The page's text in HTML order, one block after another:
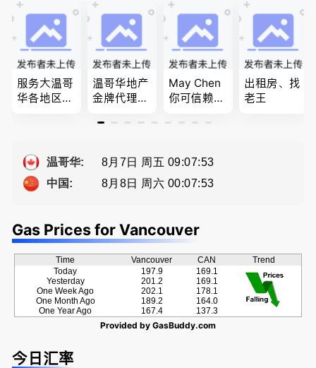
纠纷，审判
律师、多语
种服务、高
效优质、助
您安心乐
业、胜劵稳
操)
语，列治文
陈卓律师事
务所 (ATA L
aw Corpor
ation)
服务大温哥
华各地区的
Sophia Fan
房屋买卖,
资产规划管
温哥华地产
金牌代理经
卖，建）-
恳的朋友
May Chen
你可信赖的
为你提供全
服务
出租房、找
老王
温哥华:
8月7日 周五 09:07:54
中国:
8月8日 周六 00:07:54
Gas Prices for Vancouver
Time Vancouver CAN
Trend
Today
Yesterday
One Week Ago
One Month Ago
One Year Ago
197.9
201.2
202.1
189.2
167.4
169.1
169.1
178.1
164.0
137.3
Provided by GasBuddy.com
今日汇率